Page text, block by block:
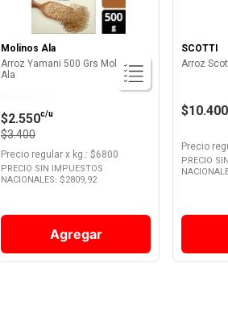
Molinos Ala
Arroz Yamani 500 Grs Molinos
Ala
$2.550c/u
$3.400
Precio regular x kg.: $6800
PRECIO SIN IMPUESTOS
NACIONALES: $2809,92
Agregar
SCOTTI
$10.400
Precio
PRECIO